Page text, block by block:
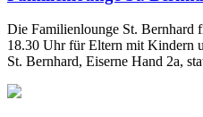
Die Familienlounge St. Bernhard
18.30 Uhr für Eltern mit Kindern
St. Bernhard, Eiserne Hand 2a,